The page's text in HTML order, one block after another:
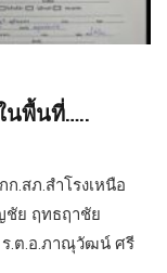
นพื้นที่…..
.สภ.สำโรงเหนือ
ชัย ฤทธฤาชัย
ร.ต.อ.ภาณุวัฒน์ ศรี